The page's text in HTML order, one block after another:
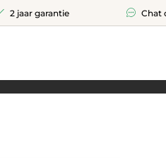
2 jaar garantie Chat